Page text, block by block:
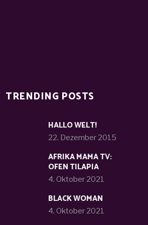
TRENDING POSTS
HALLO WELT!
22. Dezember 2015
AFRIKA MAMA TV:
OFEN TILAPIA
4. Oktober 2021
BLACK WOMAN
4. Oktober 2021